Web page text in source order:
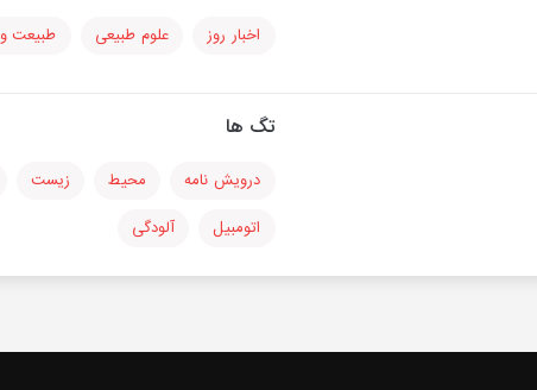
اخبار روز علوم طبیعی طبیعت
تگ ها
درویش نامه محیط زیست
اتومبیل
آلودگی